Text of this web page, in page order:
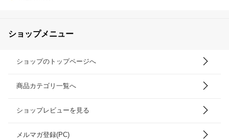
ショップメニュー
ショップのトップページへ
商品カテゴリ一覧へ
ショップレビューを見る
メルマガ登録(PC)